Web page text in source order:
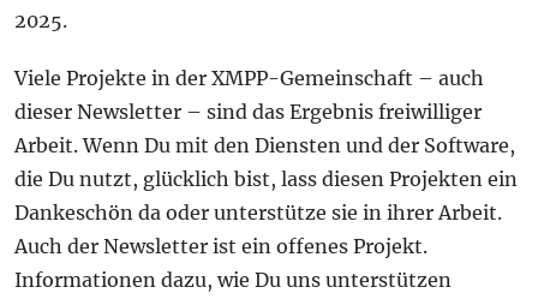
2025.
Viele Projekte in der XMPP-Gemeinschaft – auch
dieser Newsletter – sind das Ergebnis freiwilliger
Arbeit. Wenn Du mit den Diensten und der Software,
die Du nutzt, glücklich bist, lass diesen Projekten ein
Dankeschön da oder unterstütze sie in ihrer Arbeit.
Auch der Newsletter ist ein offenes Projekt.
Informationen dazu, wie Du uns unterstützen